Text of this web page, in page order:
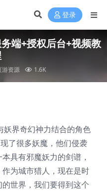
登录
端+授权后台+视频教
游资源 1.6K
界奇幻神力结合的角色
了很多妖魔，他们侵袭
具有邪魔妖力的剑谱，
为城市猎人，现在是时
世界，我们要得到这个